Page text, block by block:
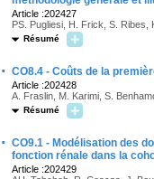
Article :202427
PS. Pugliesi, H. Frick, S. Ribes,
Résumé
· CO8.4 - Coûts de la
Article :202428
A. Fraslin, M. Karimi, S.
Résumé
· CO9.1 - Modélisation des
fonction rénale dans la
Article :202429